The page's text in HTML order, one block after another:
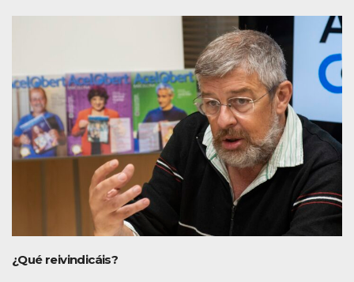
¿Qué reivindicáis?